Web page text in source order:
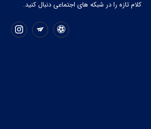
کلام تازه را در شبکه ‌های اجتماعی دنبال کنید.